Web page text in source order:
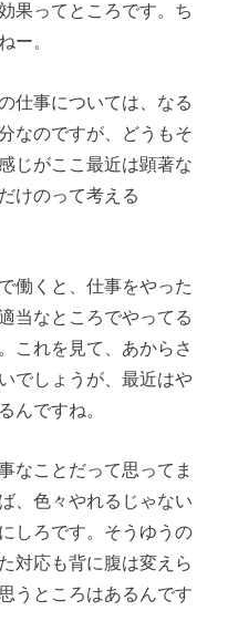
果ってところです。ち
ー。
仕事については、なる
なのですが、どうもそ
じがここ最近は顕著な
けのって考える
働くと、仕事をやった
当なところでやってる
これを見て、あからさ
でしょうが、最近はや
んですね。
なことだって思ってま
、色々やれるじゃない
しろです。そうゆうの
対応も背に腹は変えら
うところはあるんです